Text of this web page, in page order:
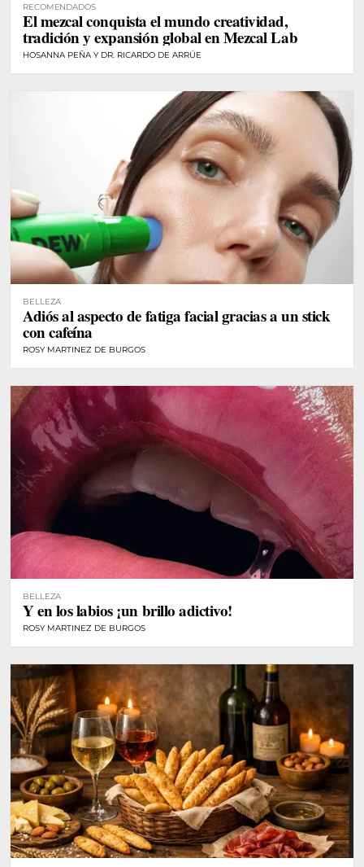
RECOMENDADOS
El mezcal conquista el mundo creatividad,
tradición y expansión global en Mezcal Lab
HOSANNA PEÑA Y DR. RICARDO DE ARRÚE
BELLEZA
Adiós al aspecto de fatiga facial gracias a un stick
con cafeína
ROSY MARTINEZ DE BURGOS
BELLEZA
Y en los labios ¡un brillo adictivo!
ROSY MARTINEZ DE BURGOS